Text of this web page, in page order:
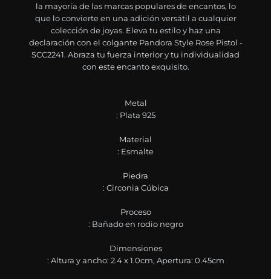
la mayoría de las marcas populares de encantos, lo
que lo convierte en una adición versátil a cualquier
colección de joyas. Eleva tu estilo y haz una
declaración con el colgante Pandora Style Rose Pistol -
SCC2241. Abraza tu fuerza interior y tu individualidad
con este encanto exquisito.
Metal
: Plata 925
Material
: Esmalte
Piedra
: Circonia Cúbica
Proceso
: Bañado en rodio negro
Dimensiones
: Altura y ancho: 2.4 x 1.0cm, Apertura: 0.45cm